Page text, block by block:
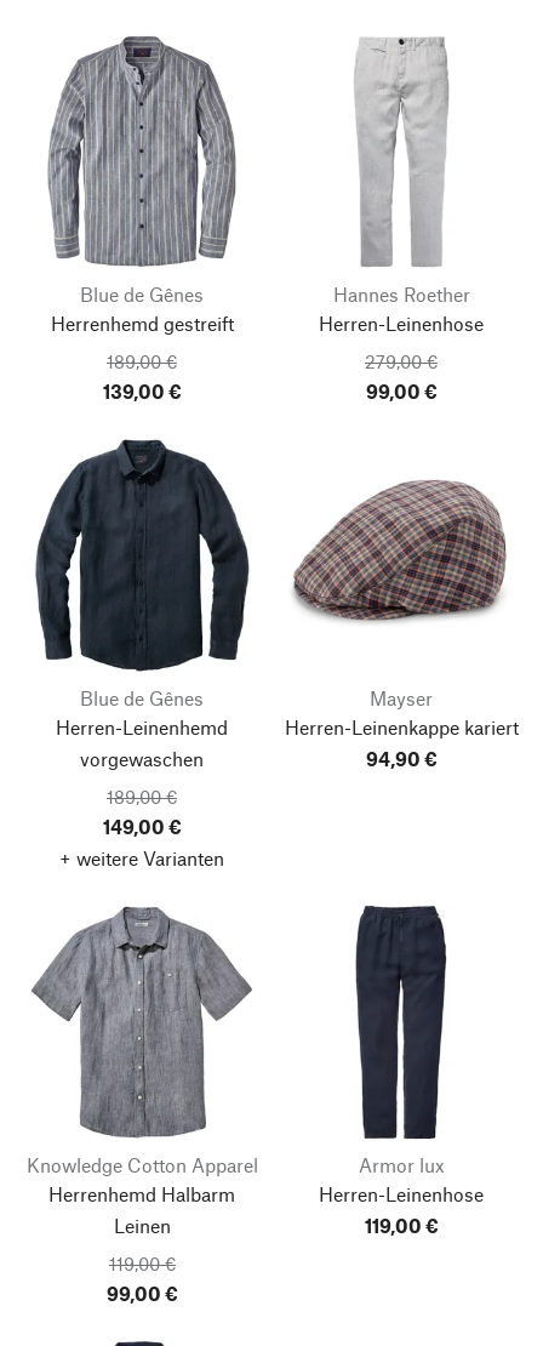
Blue de Gênes
Herrenhemd gestreift
189,00 €
139,00 €
Hannes Roether
Herren-Leinenhose
279,00 €
99,00 €
Blue de Gênes
Herren-Leinenhemd
vorgewaschen
189,00 €
149,00 €
+ weitere Varianten
Mayser
Herren-Leinenkappe kariert
94,90 €
Knowledge Cotton Apparel
Herrenhemd Halbarm
Leinen
119,00 €
99,00 €
Armor lux
Herren-Leinenhose
119,00 €